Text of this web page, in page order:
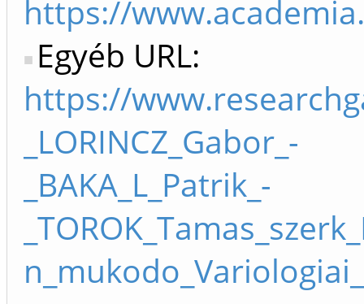
https://
Egyéb URL:
https://
_LORINCZ_Gabor_-
_BAKA_L_Patrik_-